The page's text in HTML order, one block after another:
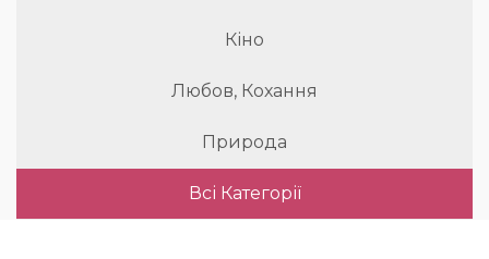
Кіно
Любов, Кохання
Природа
Всі Категорії